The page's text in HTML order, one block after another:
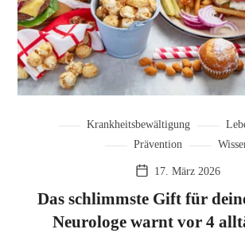
Krankheitsbewältigung
Prävention
17. März 2026
Das schlimmste Gift für
Neurologe warnt vor 4